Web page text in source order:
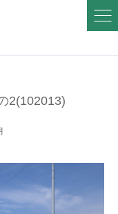
2(102013)